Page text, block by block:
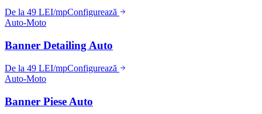
De la 49 LEI/mpConfigurează
Auto-Moto
Banner Detailing Auto
De la 49 LEI/mpConfigurează
Auto-Moto
Banner Piese Auto